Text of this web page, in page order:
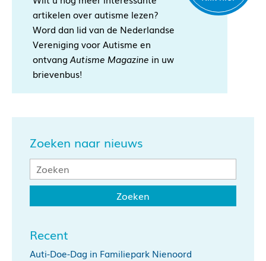
artikelen over autisme lezen?
Word dan lid van de Nederlandse
Vereniging voor Autisme en
ontvang Autisme Magazine in uw
brievenbus!
Zoeken naar nieuws
Recent
Auti-Doe-Dag in Familiepark Nienoord